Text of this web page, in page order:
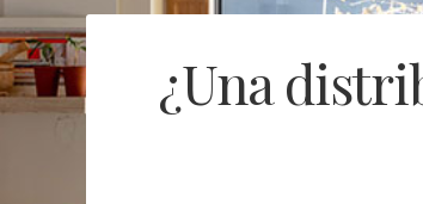
¿Una